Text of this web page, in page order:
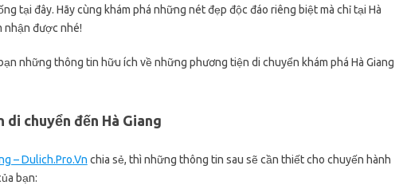
tại đây. Hãy cùng khám phá những nét đẹp độc đáo riêng biệt mà chỉ tại Hà
nhận được nhé!
những thông tin hữu ích về những phương tiện di chuyển khám phá Hà Giang
chuyển đến Hà Giang
– Dulich.Pro.Vn chia sẻ, thì những thông tin sau sẽ cần thiết cho chuyến hành
bạn: